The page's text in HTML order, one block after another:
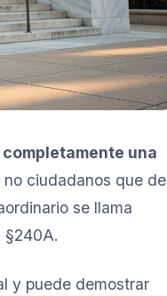
una
ciudadanos que de
se llama
§240A.
y puede demostrar